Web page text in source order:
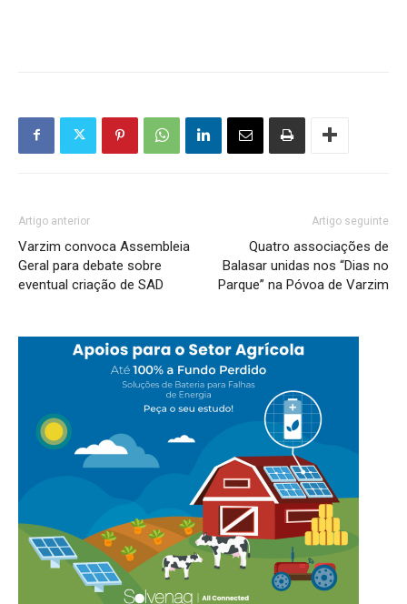
Artigo anterior
Varzim convoca Assembleia
Geral para debate sobre
eventual criação de SAD
Artigo seguinte
Quatro associações de
Balasar unidas nos “Dias no
Parque” na Póvoa de Varzim